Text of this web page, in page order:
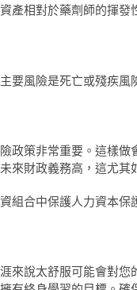
產相對於藥劑師的揮發
要風險是死亡或殘疾風
政策非常重要。這樣
來財政義務高，這尤其
組合中保護人力資本保
來說太舒服可能會對